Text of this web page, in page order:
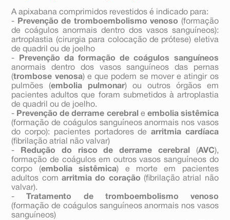
A apixabana comprimidos revestidos é indicado para:
-
Prevenção de tromboembolismo venoso (formação
de coágulos anormais dentro dos vasos sanguíneos):
artroplastia (cirurgia para colocação de prótese) eletiva
de quadril ou de joelho
-
Prevenção da formação de coágulos sanguíneos
anormais dentro dos vasos sanguíneos das pernas
(trombose venosa) e que podem se mover e atingir os
pulmões (embolia pulmonar) ou outros órgãos em
pacientes adultos que foram submetidos à artroplastia
de quadril ou de joelho.
- Prevenção de derrame cerebral e embolia sistêmica
(formação de coágulos sanguíneos anormais nos vasos
do corpo): pacientes portadores de arritmia cardíaca
(fibrilação atrial não valvar)
- Redução do risco de derrame cerebral (AVC),
formação de coágulos em outros vasos sanguíneos do
corpo (embolia sistêmica) e morte em pacientes
adultos comarritmia do coração (fibrilação atrial não
valvar).
-
Tratamento de tromboembolismo venoso
(formação de coágulos sanguíneos anormais nos vasos
sanguíneos)